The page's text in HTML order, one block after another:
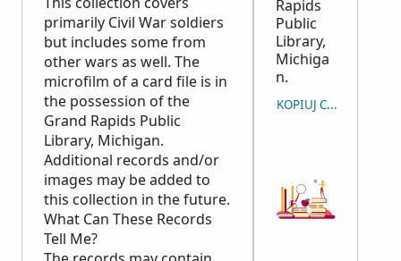
primarily Civil War soldiers
but includes some from
other wars as well. The
microfilm of a card file is in
the possession of the
Grand Rapids Public
Library, Michigan.
Additional records and/or
images may be added to
this collection in the future.
What Can These Records
Tell Me?
Rapids
Public
Library,
Michiga
n.
KOPIUJ CYTOWANIE